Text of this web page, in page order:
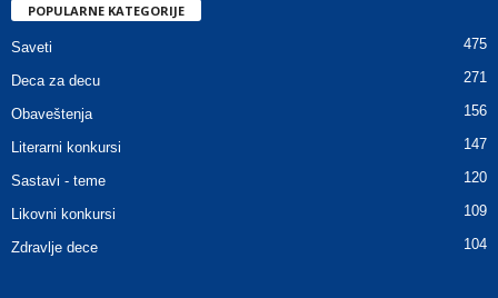
POPULARNE KATEGORIJE
Saveti 475
Deca za decu 271
Obaveštenja 156
Literarni konkursi 147
Sastavi - teme 120
Likovni konkursi 109
Zdravlje dece 104